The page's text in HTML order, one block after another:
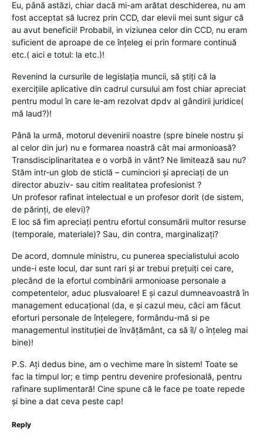
Eu, până astăzi, chiar dacă mi-am arătat deschiderea, nu am
fost acceptat să lucrez prin CCD, dar elevii mei sunt sigur că
au avut beneficii! Probabil, in viziunea celor din CCD, nu eram
suficient de aproape de ce înțeleg ei prin formare continuă
etc.( aici e totul: la etc.)!
Revenind la cursurile de legislația muncii, să știți că la
exercițiile aplicative din cadrul cursului am fost chiar apreciat
pentru modul în care le-am rezolvat dpdv al gândirii juridice(
mă laud?)!
Până la urmă, motorul devenirii noastre (spre binele nostru și
al celor din jur) nu e formarea noastră cât mai armonioasă?
Transdisciplinaritatea e o vorbă in vânt? Ne limitează sau nu?
Stăm intr-un glob de sticlă – cuminciori și apreciați de un
director abuziv- sau citim realitatea profesionist ?
Un profesor rafinat intelectual e un profesor dorit (de sistem,
de părinți, de elevi)?
E loc să fim apreciați pentru efortul consumării multor resurse
(temporale, materiale)? Sau, din contra, marginalizați?
De acord, domnule ministru, cu punerea specialistului acolo
unde-i este locul, dar sunt rari și ar trebui prețuiți cei care,
plecând de la efortul combinării armonioase personale a
competentelor, aduc plusvaloare! E și cazul dumneavoastră în
management educațional (da, e și cazul meu, căci am făcut
eforturi personale de înțelegere, formându-mă si pe
managementul instituției de învățământ, ca să îl/ o înțeleg mai
bine)!
P.S. Ați dedus bine, am o vechime mare în sistem! Toate se
fac la timpul lor; e timp pentru devenire profesională, pentru
rafinare suplimentară! Cine spune că le face pe toate repede
și bine a dat ceva peste cap!
Reply